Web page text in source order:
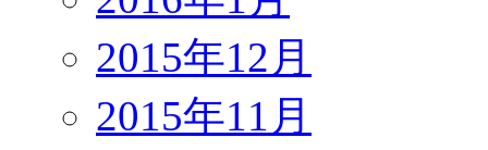
2015年12月
2015年11月